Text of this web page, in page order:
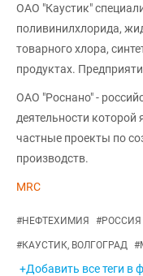
ОАО "Каустик"
поливинилхлорида,
товарного хлора,
продуктах.
ОАО "Роснано" -
деятельности которой
частные проекты по
производств.
MRC
#НЕФТЕХИМИЯ #РОССИЯ
#КАУСТИК, ВОЛГОГРАД #
+Добавить все теги в